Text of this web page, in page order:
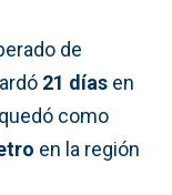
de
21 días en
como
en la región